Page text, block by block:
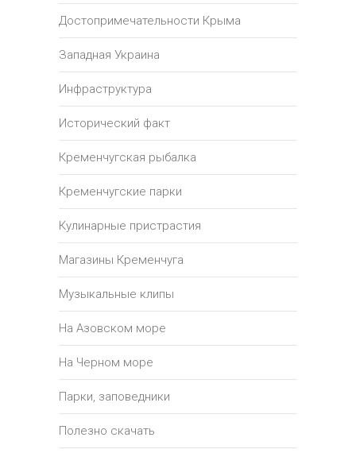
Достопримечательности Крыма
Западная Украина
Инфраструктура
Исторический факт
Кременчугская рыбалка
Кременчугские парки
Кулинарные пристрастия
Магазины Кременчуга
Музыкальные клипы
На Азовском море
На Черном море
Парки, заповедники
Полезно скачать